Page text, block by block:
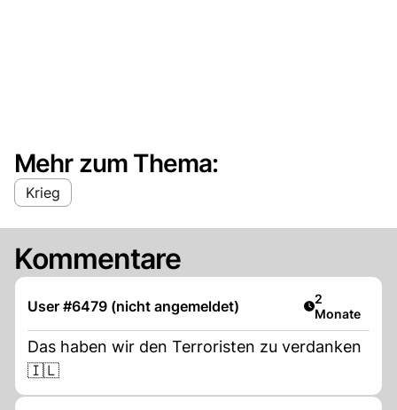
Mehr zum Thema:
Krieg
Kommentare
User #6479 (nicht angemeldet) Artikel
2
Monate
Das haben wir den Terroristen zu verdanken
🇮🇱